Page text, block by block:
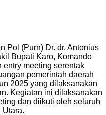
Pol (Purn) Dr. dr. Antonius
Bupati Karo, Komando
entry meeting serentak
pemerintah daerah
2025 yang dilaksanakan
Kegiatan ini dilaksanakan
dan diikuti oleh seluruh
Utara.